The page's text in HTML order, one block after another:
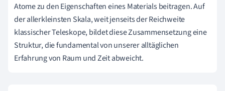
Atome zu den Eigenschaften eines Materials beitragen. Auf
der allerkleinsten Skala, weit jenseits der Reichweite
klassischer Teleskope, bildet diese Zusammensetzung eine
Struktur, die fundamental von unserer alltäglichen
Erfahrung von Raum und Zeit abweicht.